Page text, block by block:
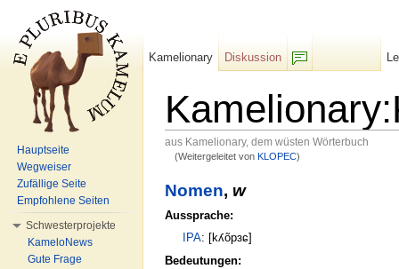
aus Kamelionary, dem wüsten Wörterbuch
(Weitergeleitet von KLOPEC)
Nomen, w
Aussprache:
IPA: [kʎõpɜɕ]
Bedeutungen:
Kamelionary
Diskussion
Hauptseite
Wegweiser
Zufällige Seite
Empfohlene Seiten
Schwesterprojekte
KameloNews
Gute Frage